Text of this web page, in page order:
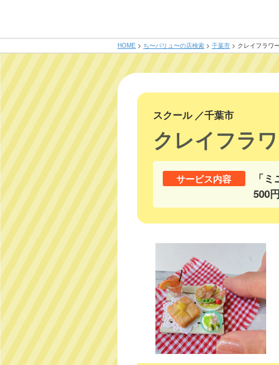
HOME > ち〜バリュ〜の店検索 > 千葉市 > クレイフラワ
スクール ／千葉市
クレイフラ
サービス内容
「
500